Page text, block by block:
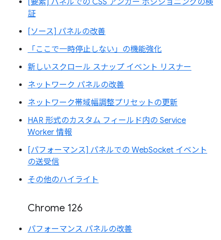
[要素] パネルでの CSS アンカー ポジショニングの検
証
[ソース] パネルの改善
「ここで一時停止しない」の機能強化
新しいスクロール スナップ イベント リスナー
ネットワーク パネルの改善
ネットワーク帯域幅調整プリセットの更新
HAR 形式のカスタム フィールド内の Service
Worker 情報
[パフォーマンス] パネルでの WebSocket イベント
の送受信
その他のハイライト
Chrome 126
パフォーマンス パネルの改善